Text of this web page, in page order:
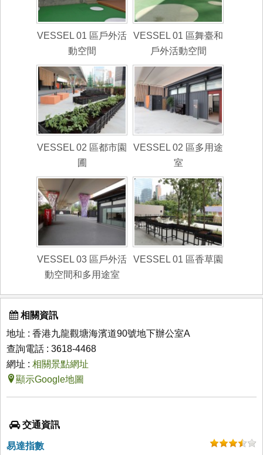
VESSEL 01 區戶外活
動空間
VESSEL 01 區舞臺和
戶外活動空間
VESSEL 02 區都市園
圃
VESSEL 02 區多用途
室
VESSEL 03 區戶外活
動空間和多用途室
VESSEL 01 區香草園
相關資訊
地址 : 香港九龍觀塘海濱道90號地下辦公室A
查詢電話 : 3618-4468
網址 : 相關景點網址
顯示Google地圖
交通資訊
易達指數